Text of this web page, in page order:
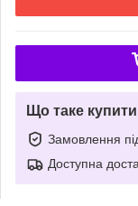
Що таке
Замовлення
Доступна